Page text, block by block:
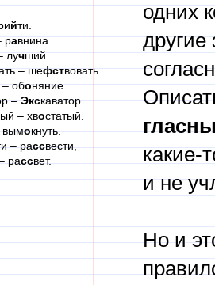
йти.
равнина.
лучший.
– шефствовать.
обоняние.
–Экскаватор.
– хвостатый.
вымокнуть.
– рассвести,
рассвет.
одних
другие
какие-
и не
Но и